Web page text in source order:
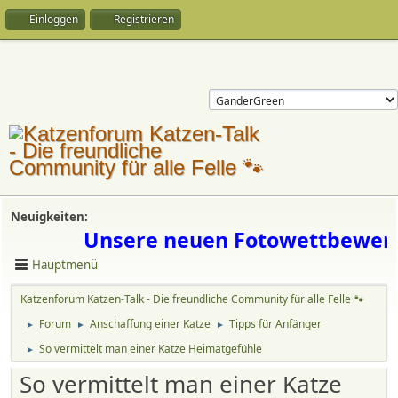
Einloggen Registrieren
Neuigkeiten:
Unsere neuen
Hauptmenü
Katzenforum Katzen-Talk - Die freundliche Community für alle Felle 🐾
► Forum ► Anschaffung einer Katze ► Tipps für Anfänger
► So vermittelt man einer Katze Heimatgefühle
So vermittelt man einer Katze